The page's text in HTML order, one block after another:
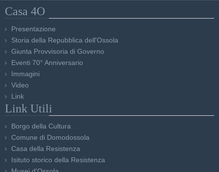
Casa 4O
Presentazione
Storia della Repubblica dell'Ossola
Giunta Provvisoria di Governo
Eventi 70° Anniversario
Immagini
Video
Link
Link Utili
Borgo della Cultura
Comune di Domodossola
Casa della Resistenza
Isituto storico della Resistenza